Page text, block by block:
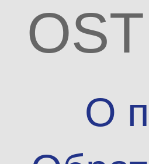
О